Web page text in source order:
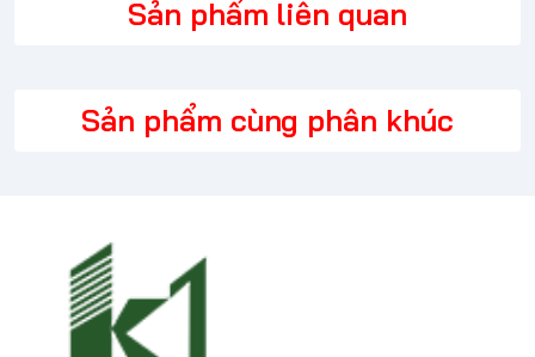
Sản phẩm liên quan
Sản phẩm cùng phân khúc